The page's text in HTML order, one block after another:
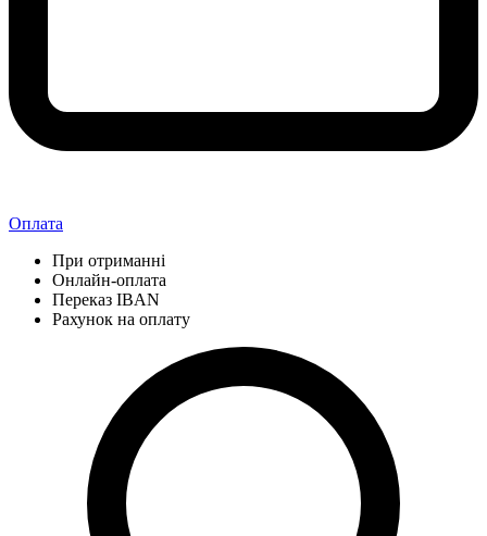
Оплата
При отриманні
Онлайн-оплата
Переказ IBAN
Рахунок на оплату